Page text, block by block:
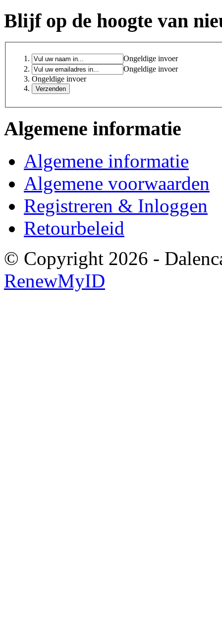
Blijf op de hoogte van
Ongeldige invoer
Ongeldige invoer
Ongeldige invoer
Algemene informatie
Algemene informatie
Algemene voorwaarden
Registreren & Inloggen
Retourbeleid
© Copyright 2026 -
RenewMyID